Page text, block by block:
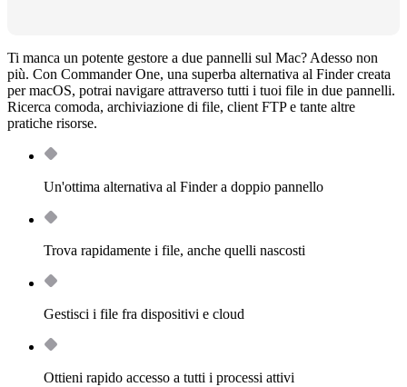
Ti manca un potente gestore a due pannelli sul Mac? Adesso non
più. Con Commander One, una superba alternativa al Finder creata
per macOS, potrai navigare attraverso tutti i tuoi file in due pannelli.
Ricerca comoda, archiviazione di file, client FTP e tante altre
pratiche risorse.
Un'ottima alternativa al Finder a doppio pannello
Trova rapidamente i file, anche quelli nascosti
Gestisci i file fra dispositivi e cloud
Ottieni rapido accesso a tutti i processi attivi